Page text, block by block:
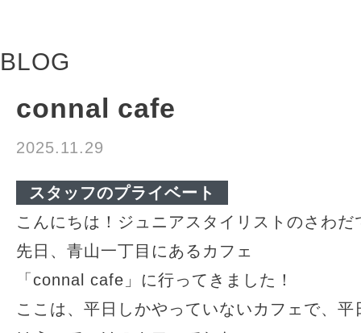
BLOG
connal cafe
2025.11.29
スタッフのプライベート
こんにちは！ジュニアスタイリストのさわだ
先日、青山一丁目にあるカフェ
「connal cafe」に行ってきました！
ここは、平日しかやっていないカフェで、